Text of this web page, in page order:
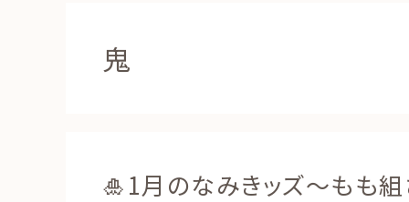
鬼
🎍1月のなみきッズ～もも